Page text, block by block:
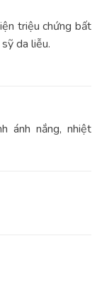
triệu chứng bất
da liễu.
ánh nắng, nhiệt